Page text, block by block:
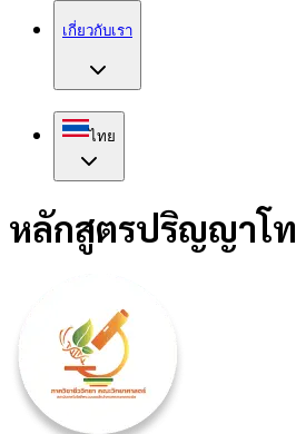
เกี่ยวกับเรา
ไทย
หลักสูตรปริญญาโท